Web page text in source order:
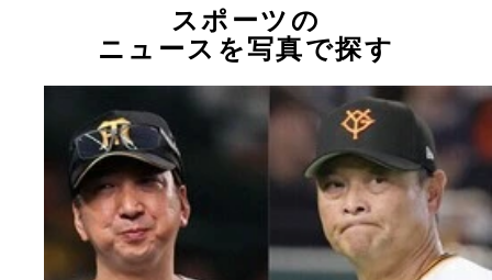
スポーツの
ニュースを写真で探す